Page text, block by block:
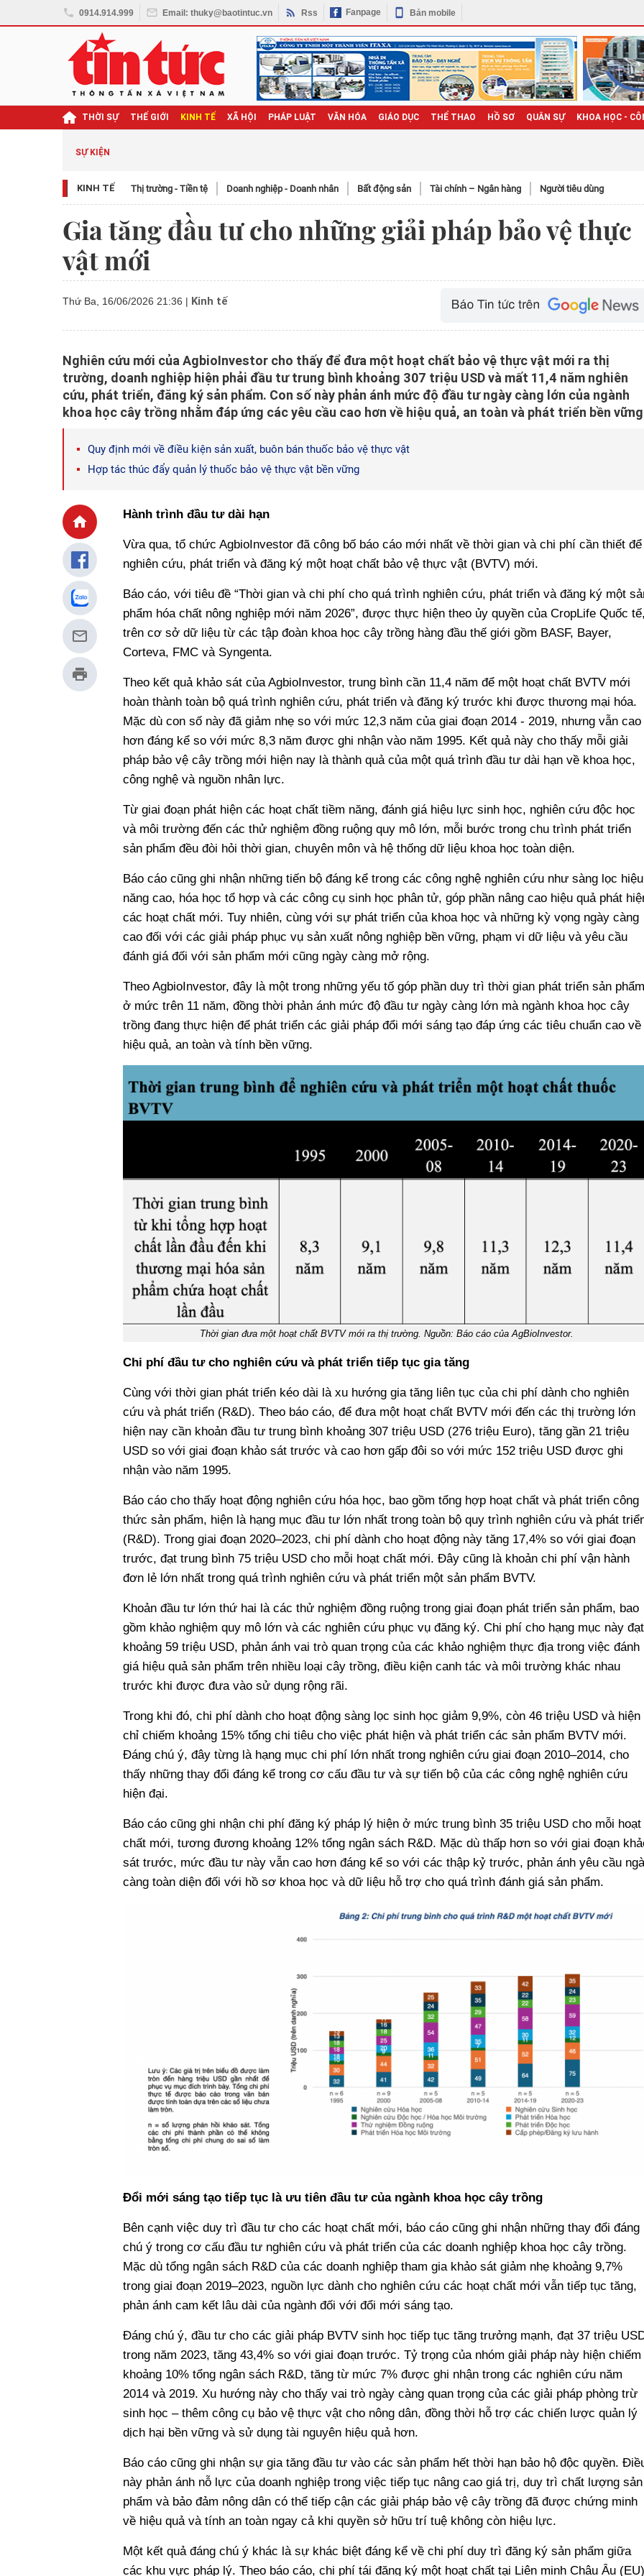
0914.914.999 Email: thuky@baotintuc.vn Rss Fanpage Bản mobile
THỜI SỰ THẾ GIỚI KINH TẾ XÃ HỘI PHÁP LUẬT VĂN HÓA GIÁO DỤC THỂ THAO HỒ SƠ QUÂN SỰ KHOA HỌC -
SỰ KIỆN
KINH TẾ Thị trường - Tiền tệ Doanh nghiệp - Doanh nhân Bất động sản Tài chính – Ngân hàng Người tiêu dùng
Gia tăng đầu tư cho những giải pháp bảo vệ thực
vật mới
Thứ Ba, 16/06/2026 21:36 | Kinh tế
Nghiên cứu mới của AgbioInvestor cho thấy để đưa một hoạt chất bảo vệ thực vật mới ra thị
trường, doanh nghiệp hiện phải đầu tư trung bình khoảng 307 triệu USD và mất 11,4 năm nghiên
cứu, phát triển, đăng ký sản phẩm. Con số này phản ánh mức độ đầu tư ngày càng lớn của ngành
khoa học cây trồng nhằm đáp ứng các yêu cầu cao hơn về hiệu quả, an toàn và phát triển bền
Quy định mới về điều kiện sản xuất, buôn bán thuốc bảo vệ thực vật
Hợp tác thúc đẩy quản lý thuốc bảo vệ thực vật bền vững
Hành trình đầu tư dài hạn
Vừa qua, tổ chức AgbioInvestor đã công bố báo cáo mới nhất về thời gian và chi phí cần thiết để
nghiên cứu, phát triển và đăng ký một hoạt chất bảo vệ thực vật (BVTV) mới.
Báo cáo, với tiêu đề “Thời gian và chi phí cho quá trình nghiên cứu, phát triển và đăng ký một
phẩm hóa chất nông nghiệp mới năm 2026”, được thực hiện theo ủy quyền của CropLife Quốc
trên cơ sở dữ liệu từ các tập đoàn khoa học cây trồng hàng đầu thế giới gồm BASF, Bayer,
Corteva, FMC và Syngenta.
Theo kết quả khảo sát của AgbioInvestor, trung bình cần 11,4 năm để một hoạt chất BVTV mới
hoàn thành toàn bộ quá trình nghiên cứu, phát triển và đăng ký trước khi được thương mại hóa.
Mặc dù con số này đã giảm nhẹ so với mức 12,3 năm của giai đoạn 2014 - 2019, nhưng vẫn cao
hơn đáng kể so với mức 8,3 năm được ghi nhận vào năm 1995. Kết quả này cho thấy mỗi giải
pháp bảo vệ cây trồng mới hiện nay là thành quả của một quá trình đầu tư dài hạn về khoa học,
công nghệ và nguồn nhân lực.
Từ giai đoạn phát hiện các hoạt chất tiềm năng, đánh giá hiệu lực sinh học, nghiên cứu độc học
và môi trường đến các thử nghiệm đồng ruộng quy mô lớn, mỗi bước trong chu trình phát triển
sản phẩm đều đòi hỏi thời gian, chuyên môn và hệ thống dữ liệu khoa học toàn diện.
Báo cáo cũng ghi nhận những tiến bộ đáng kể trong các công nghệ nghiên cứu như sàng lọc hiệu
năng cao, hóa học tổ hợp và các công cụ sinh học phân tử, góp phần nâng cao hiệu quả phát
các hoạt chất mới. Tuy nhiên, cùng với sự phát triển của khoa học và những kỳ vọng ngày càng
cao đối với các giải pháp phục vụ sản xuất nông nghiệp bền vững, phạm vi dữ liệu và yêu cầu
đánh giá đối với sản phẩm mới cũng ngày càng mở rộng.
Theo AgbioInvestor, đây là một trong những yếu tố góp phần duy trì thời gian phát triển sản phẩm
ở mức trên 11 năm, đồng thời phản ánh mức độ đầu tư ngày càng lớn mà ngành khoa học cây
trồng đang thực hiện để phát triển các giải pháp đổi mới sáng tạo đáp ứng các tiêu chuẩn cao về
hiệu quả, an toàn và tính bền vững.
Thời gian đưa một hoạt chất BVTV mới ra thị trường. Nguồn: Báo cáo của AgBioInvestor.
Chi phí đầu tư cho nghiên cứu và phát triển tiếp tục gia tăng
Cùng với thời gian phát triển kéo dài là xu hướng gia tăng liên tục của chi phí dành cho nghiên
cứu và phát triển (R&D). Theo báo cáo, để đưa một hoạt chất BVTV mới đến các thị trường lớn
hiện nay cần khoản đầu tư trung bình khoảng 307 triệu USD (276 triệu Euro), tăng gần 21 triệu
USD so với giai đoạn khảo sát trước và cao hơn gấp đôi so với mức 152 triệu USD được ghi
nhận vào năm 1995.
Báo cáo cho thấy hoạt động nghiên cứu hóa học, bao gồm tổng hợp hoạt chất và phát triển công
thức sản phẩm, hiện là hạng mục đầu tư lớn nhất trong toàn bộ quy trình nghiên cứu và phát
(R&D). Trong giai đoạn 2020–2023, chi phí dành cho hoạt động này tăng 17,4% so với giai đoạn
trước, đạt trung bình 75 triệu USD cho mỗi hoạt chất mới. Đây cũng là khoản chi phí vận hành
đơn lẻ lớn nhất trong quá trình nghiên cứu và phát triển một sản phẩm BVTV.
Khoản đầu tư lớn thứ hai là các thử nghiệm đồng ruộng trong giai đoạn phát triển sản phẩm, bao
gồm khảo nghiệm quy mô lớn và các nghiên cứu phục vụ đăng ký. Chi phí cho hạng mục này đạt
khoảng 59 triệu USD, phản ánh vai trò quan trọng của các khảo nghiệm thực địa trong việc đánh
giá hiệu quả sản phẩm trên nhiều loại cây trồng, điều kiện canh tác và môi trường khác nhau
trước khi được đưa vào sử dụng rộng rãi.
Trong khi đó, chi phí dành cho hoạt động sàng lọc sinh học giảm 9,9%, còn 46 triệu USD và hiện
chỉ chiếm khoảng 15% tổng chi tiêu cho việc phát hiện và phát triển các sản phẩm BVTV mới.
Đáng chú ý, đây từng là hạng mục chi phí lớn nhất trong nghiên cứu giai đoạn 2010–2014, cho
thấy những thay đổi đáng kể trong cơ cấu đầu tư và sự tiến bộ của các công nghệ nghiên cứu
hiện đại.
Báo cáo cũng ghi nhận chi phí đăng ký pháp lý hiện ở mức trung bình 35 triệu USD cho mỗi hoạt
chất mới, tương đương khoảng 12% tổng ngân sách R&D. Mặc dù thấp hơn so với giai đoạn
sát trước, mức đầu tư này vẫn cao hơn đáng kể so với các thập kỷ trước, phản ánh yêu cầu
càng toàn diện đối với hồ sơ khoa học và dữ liệu hỗ trợ cho quá trình đánh giá sản phẩm.
Đổi mới sáng tạo tiếp tục là ưu tiên đầu tư của ngành khoa học cây trồng
Bên cạnh việc duy trì đầu tư cho các hoạt chất mới, báo cáo cũng ghi nhận những thay đổi đáng
chú ý trong cơ cấu đầu tư nghiên cứu và phát triển của các doanh nghiệp khoa học cây trồng.
Mặc dù tổng ngân sách R&D của các doanh nghiệp tham gia khảo sát giảm nhẹ khoảng 9,7%
trong giai đoạn 2019–2023, nguồn lực dành cho nghiên cứu các hoạt chất mới vẫn tiếp tục tăng,
phản ánh cam kết lâu dài của ngành đối với đổi mới sáng tạo.
Đáng chú ý, đầu tư cho các giải pháp BVTV sinh học tiếp tục tăng trưởng mạnh, đạt 37 triệu
trong năm 2023, tăng 43,4% so với giai đoạn trước. Tỷ trọng của nhóm giải pháp này hiện chiếm
khoảng 10% tổng ngân sách R&D, tăng từ mức 7% được ghi nhận trong các nghiên cứu năm
2014 và 2019. Xu hướng này cho thấy vai trò ngày càng quan trọng của các giải pháp phòng trừ
sinh học – thêm công cụ bảo vệ thực vật cho nông dân, đồng thời hỗ trợ các chiến lược quản lý
dịch hại bền vững và sử dụng tài nguyên hiệu quả hơn.
Báo cáo cũng ghi nhận sự gia tăng đầu tư vào các sản phẩm hết thời hạn bảo hộ độc quyền.
này phản ánh nỗ lực của doanh nghiệp trong việc tiếp tục nâng cao giá trị, duy trì chất lượng sản
phẩm và bảo đảm nông dân có thể tiếp cận các giải pháp bảo vệ cây trồng đã được chứng minh
về hiệu quả và tính an toàn ngay cả khi quyền sở hữu trí tuệ không còn hiệu lực.
Một kết quả đáng chú ý khác là sự khác biệt đáng kể về chi phí duy trì đăng ký sản phẩm giữa
các khu vực pháp lý. Theo báo cáo, chi phí tái đăng ký một hoạt chất tại Liên minh Châu Âu (EU)